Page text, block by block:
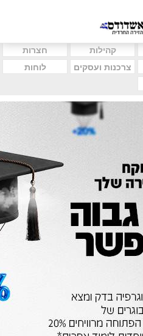
קהילות
חצרות
צרכנות ועסקים
לוחות